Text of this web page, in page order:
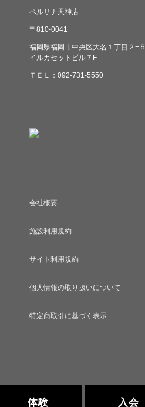
体験 入会
ベルサナ天神店
〒810-0041
福岡県福岡市中央区大名１丁目２−５
イルカセットビル７F
ＴＥＬ：092-731-5550
会社概要
施設利用規約
サイト利用規約
個人情報の取り扱いについて
特定商取引に基づく表示